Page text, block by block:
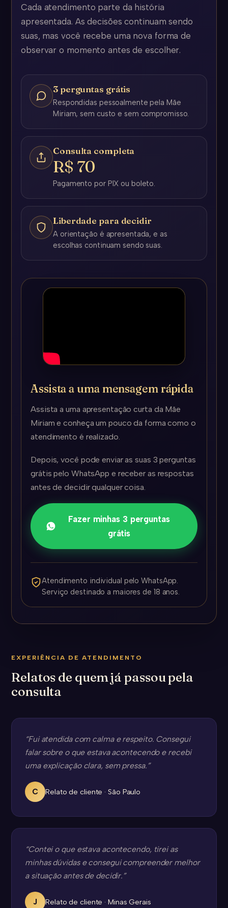
Cada atendimento parte da história
apresentada. As decisões continuam sendo
suas, mas você recebe uma nova forma de
observar o momento antes de escolher.
3 perguntas grátis
Respondidas pessoalmente pela Mãe
Miriam, sem custo e sem compromisso.
Consulta completa
R$ 70
Pagamento por PIX ou boleto.
Liberdade para decidir
A orientação é apresentada, e as
escolhas continuam sendo suas.
Assista a uma mensagem rápida
Assista a uma apresentação curta da Mãe
Miriam e conheça um pouco da forma como o
atendimento é realizado.
Depois, você pode enviar as suas 3 perguntas
grátis pelo WhatsApp e receber as respostas
antes de decidir qualquer coisa.
Fazer minhas 3 perguntas
grátis
Atendimento individual pelo WhatsApp.
Serviço destinado a maiores de 18 anos.
EXPERIÊNCIA DE ATENDIMENTO
Relatos de quem já passou pela
consulta
“Fui atendida com calma e respeito. Consegui
falar sobre o que estava acontecendo e recebi
uma explicação clara, sem pressa.”
C Relato de cliente · São Paulo
“Contei o que estava acontecendo, tirei as
minhas dúvidas e consegui compreender melhor
a situação antes de decidir.”
J Relato de cliente · Minas Gerais